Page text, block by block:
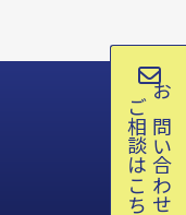
お問い合わせ
ご相談はこちら